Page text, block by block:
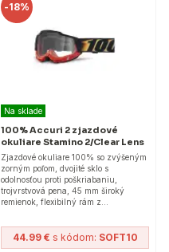
-18%
Na sklade
100% Accuri 2 zjazdové
okuliare Stamino 2/Clear Lens
Zjazdové okuliare 100% so zvýšeným
zorným poľom, dvojité sklo s
odolnosťou proti poškriabaniu,
trojvrstvová pena, 45 mm široký
remienok, flexibilný rám z…
44.99 € s kódom: SOFT10